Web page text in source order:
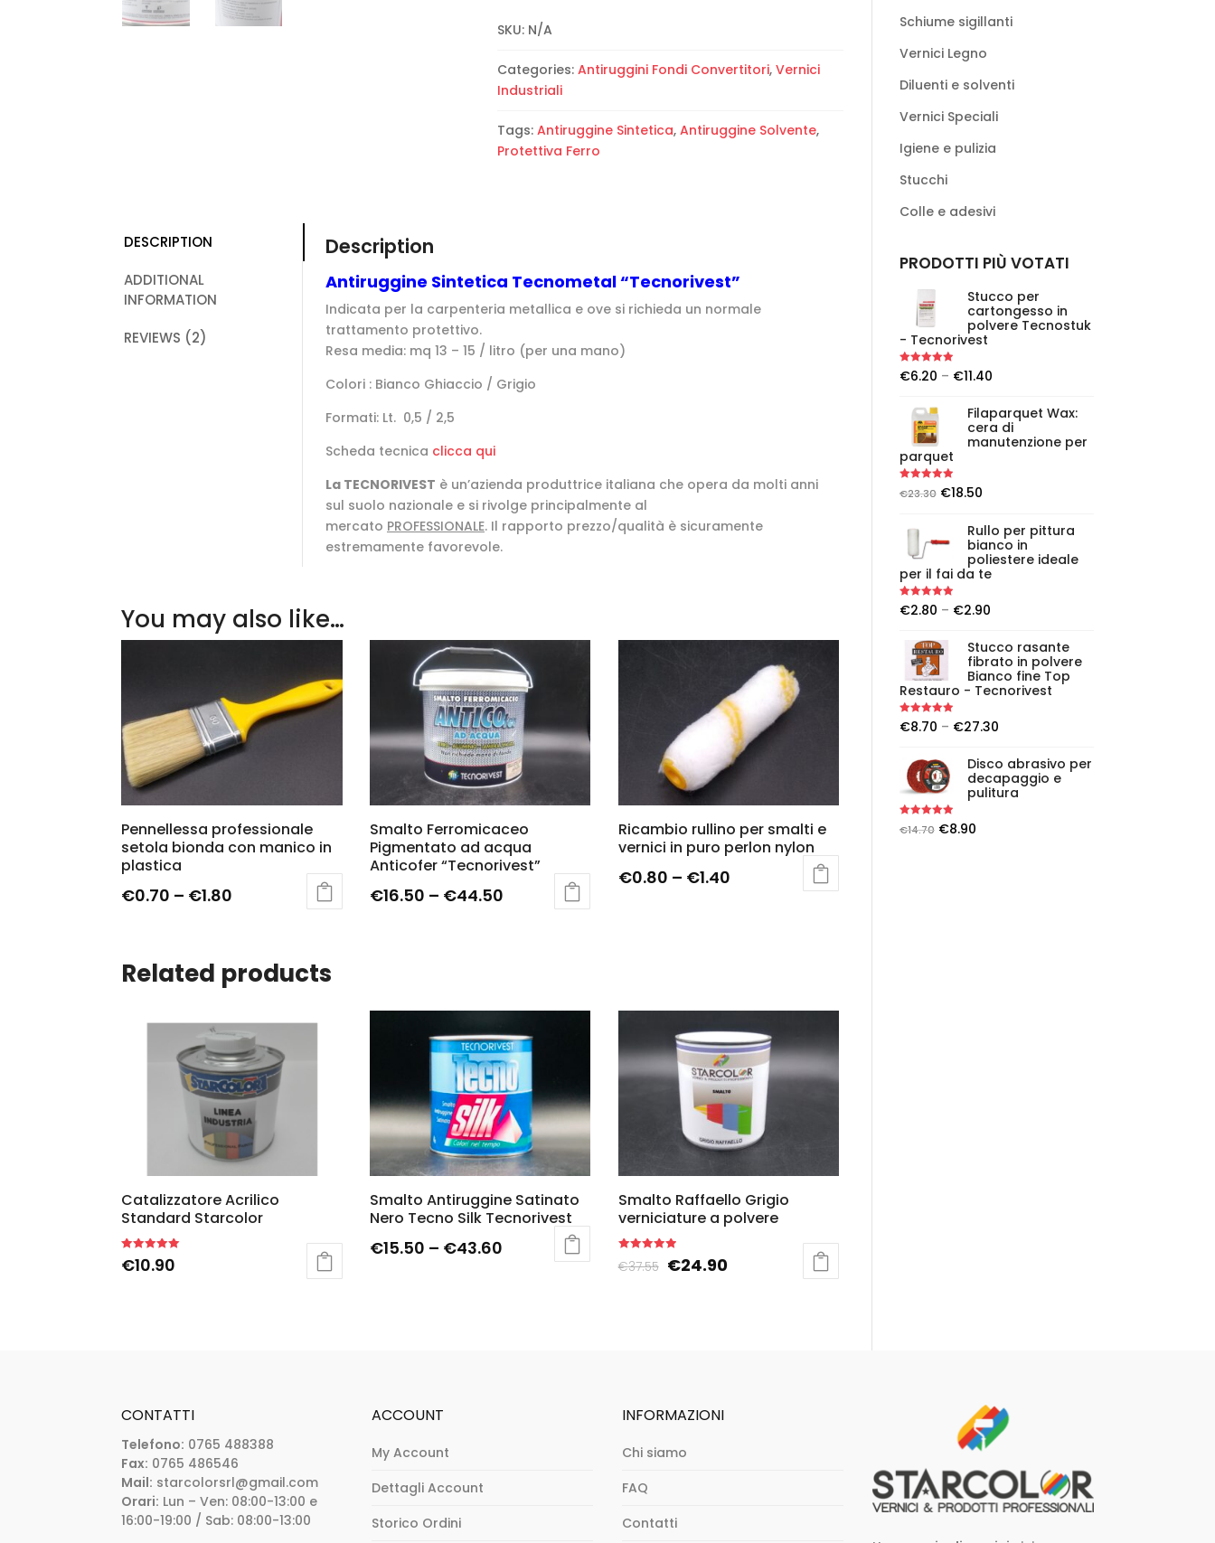
quantity
SKU: N/A
Categories: Antiruggini Fondi Convertitori, Vernici
Industriali
Tags: Antiruggine Sintetica, Antiruggine Solvente,
Protettiva Ferro
DESCRIPTION
ADDITIONAL
INFORMATION
REVIEWS (2)
Description
Antiruggine Sintetica Tecnometal “Tecnorivest”
Indicata per la carpenteria metallica e ove si richieda un normale
trattamento protettivo.
Resa media: mq 13 – 15 / litro (per una mano)
Colori : Bianco Ghiaccio / Grigio
Formati: Lt. 0,5 / 2,5
Scheda tecnica clicca qui
La TECNORIVEST è un’azienda produttrice italiana che opera da molti anni
sul suolo nazionale e si rivolge principalmente al
mercato PROFESSIONALE. Il rapporto prezzo/qualità è sicuramente
estremamente favorevole.
You may also like…
Pennellessa professionale
setola bionda con manico in
plastica
€0.70 – €1.80
Smalto Ferromicaceo
Pigmentato ad acqua
Anticofer “Tecnorivest”
€16.50 – €44.50
Ricambio rullino per smalti e
vernici in puro perlon nylon
€0.80 – €1.40
Related products
Catalizzatore Acrilico
Standard Starcolor
Rated
5.00
€10.90
Smalto Antiruggine Satinato
Nero Tecno Silk Tecnorivest
€15.50 – €43.60
Smalto Raffaello Grigio
verniciature a polvere
Rated
5.00
€37.55 €24.90
Schiume sigillanti
Vernici Legno
Diluenti e solventi
Vernici Speciali
Igiene e pulizia
Stucchi
Colle e adesivi
PRODOTTI PIÙ VOTATI
Stucco per
cartongesso in
polvere Tecnostuk
- Tecnorivest
Rated5.00
out of 5
€6.20 – €11.40
Filaparquet Wax:
cera di
manutenzione per
parquet
Rated5.00
out of 5
€23.30 €18.50
Rullo per pittura
bianco in
poliestere ideale
per il fai da te
Rated5.00
out of 5
€2.80 – €2.90
Stucco rasante
fibrato in polvere
Bianco fine Top
Restauro - Tecnorivest
Rated5.00
out of 5
€8.70 – €27.30
Disco abrasivo per
decapaggio e
pulitura
Rated5.00
out of 5
€14.70 €8.90
CONTATTI
Telefono: 0765 488388
Fax: 0765 486546
Mail: starcolorsrl@gmail.com
Orari: Lun – Ven: 08:00-13:00 e
16:00-19:00 / Sab: 08:00-13:00
ACCOUNT
My Account
Dettagli Account
Storico Ordini
INFORMAZIONI
Chi siamo
FAQ
Contatti